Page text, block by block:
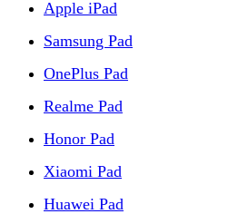
Apple iPad
Samsung Pad
OnePlus Pad
Realme Pad
Honor Pad
Xiaomi Pad
Huawei Pad